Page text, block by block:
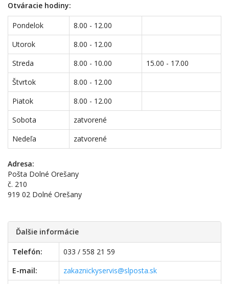
Otváracie hodiny:
Pondelok
8.00 - 12.00
Utorok
8.00 - 12.00
Streda
8.00 - 10.00
15.00 - 17.00
Štvrtok
8.00 - 12.00
Piatok
8.00 - 12.00
Sobota
zatvorené
Nedeľa
zatvorené
Adresa:
Pošta Dolné Orešany
č. 210
919 02 Dolné Orešany
Ďalšie informácie
Telefón:
033 / 558 21 59
E-mail:
zakaznickyservis@slposta.sk